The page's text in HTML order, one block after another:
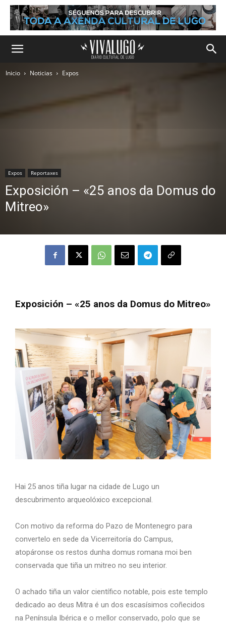
Inicio Noticias Expos
Expos Reportaxes
Exposición – «25 anos da Domus do
Mitreo»
Exposición – «25 anos da Domus do Mitreo»
Hai 25 anos tiña lugar na cidade de Lugo un
descubrimento arqueolóxico excepcional.
Con motivo da reforma do Pazo de Montenegro para
convertelo en sede da Vicerreitoría do Campus,
atopáronse os restos dunha domus romana moi ben
conservada que tiña un mitreo no seu interior.
O achado tiña un valor científico notable, pois este templo
dedicado ao deus Mitra é un dos escasísimos coñecidos
na Península Ibérica e o mellor conservado, polo que se